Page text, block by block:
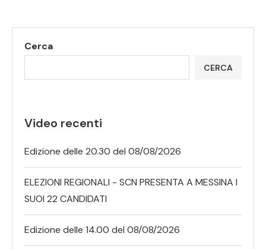
Cerca
CERCA
Video recenti
Edizione delle 20.30 del 08/08/2026
ELEZIONI REGIONALI - SCN PRESENTA A MESSINA I
SUOI 22 CANDIDATI
Edizione delle 14.00 del 08/08/2026